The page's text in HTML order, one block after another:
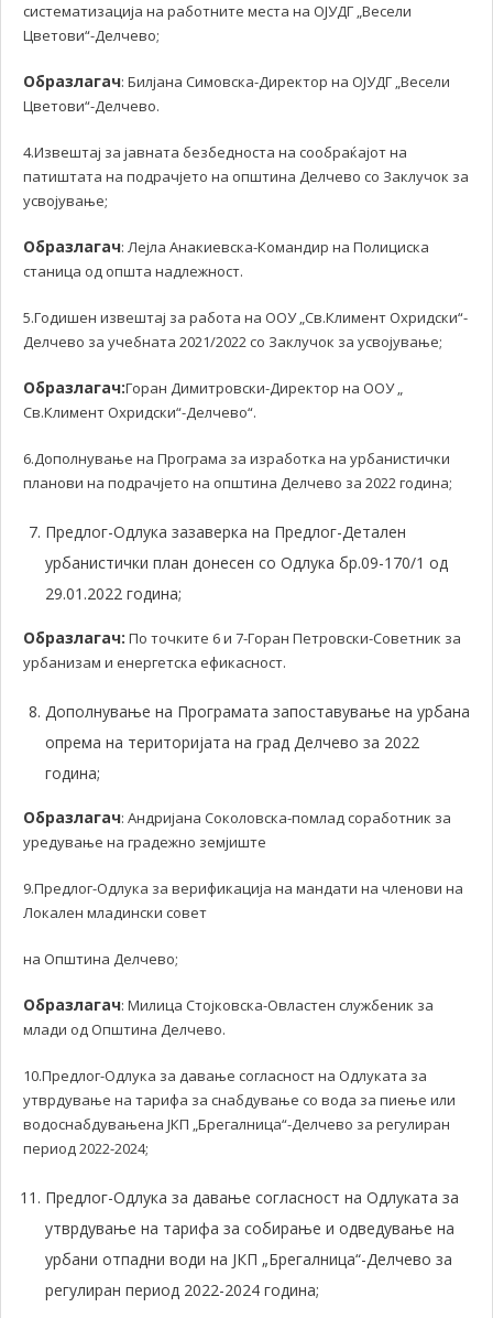
систематизација на работните места на ОЈУДГ „Весели
Цветови“-Делчево;
Образлагач: Билјана Симовска-Директор на ОЈУДГ „Весели
Цветови“-Делчево.
4.Извештај за јавната безбедноста на сообраќајот на
патиштата на подрачјето на општина Делчево со Заклучок за
усвојување;
Образлагач: Лејла Анакиевска-Командир на Полициска
станица од општа надлежност.
5.Годишен извештај за работа на ООУ „Св.Климент Охридски“-
Делчево за учебната 2021/2022 со Заклучок за усвојување;
Образлагач:Горан Димитровски-Директор на ООУ „
Св.Климент Охридски“-Делчево“.
6.Дополнување на Програма за изработка на урбанистички
планови на подрачјето на општина Делчево за 2022 година;
Предлог-Одлука зазаверка на Предлог-Детален
урбанистички план донесен со Одлука бр.09-170/1 од
29.01.2022 година;
Образлагач: По точките 6 и 7-Горан Петровски-Советник за
урбанизам и енергетска ефикасност.
Дополнување на Програмата запоставување на урбана
опрема на територијата на град Делчево за 2022
година;
Образлагач: Андријана Соколовска-помлад соработник за
уредување на градежно земјиште
9.Предлог-Одлука за верификација на мандати на членови на
Локален младински совет
на Општина Делчево;
Образлагач: Милица Стојковска-Овластен службеник за
млади од Општина Делчево.
10.Предлог-Одлука за давање согласност на Одлуката за
утврдување на тарифа за снабдување со вода за пиење или
водоснабдувањена ЈКП „Брегалница“-Делчево за регулиран
период 2022-2024;
Предлог-Одлука за давање согласност на Одлуката за
утврдување на тарифа за собирање и одведување на
урбани отпадни води на ЈКП „Брегалница“-Делчево за
регулиран период 2022-2024 година;